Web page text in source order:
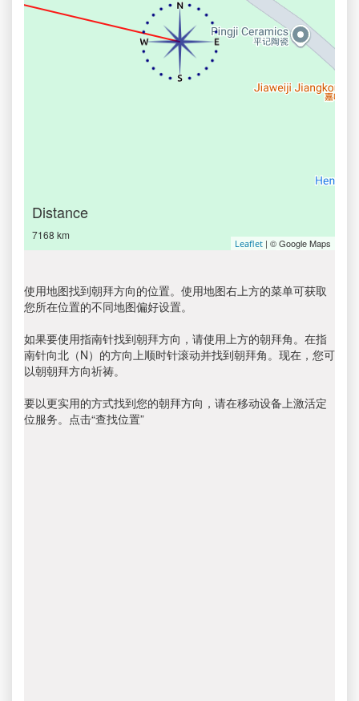
Distance
7168 km
Leaflet | © Google Maps
使用地图找到朝拜方向的位置。使用地图右上方的菜单可获取
您所在位置的不同地图偏好设置。
如果要使用指南针找到朝拜方向，请使用上方的朝拜角。在指
南针向北（N）的方向上顺时针滚动并找到朝拜角。现在，您可
以朝朝拜方向祈祷。
要以更实用的方式找到您的朝拜方向，请在移动设备上激活定
位服务。点击“查找位置”